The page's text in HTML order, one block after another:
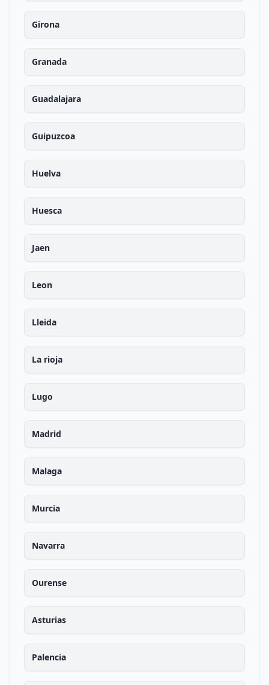
Girona
Granada
Guadalajara
Guipuzcoa
Huelva
Huesca
Jaen
Leon
Lleida
La rioja
Lugo
Madrid
Malaga
Murcia
Navarra
Ourense
Asturias
Palencia